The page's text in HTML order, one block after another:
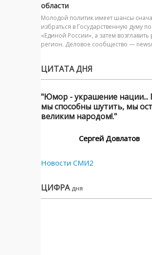
области
Молодой политик имеет шансы
избраться в Государственную думу
«Единой России», а затем
регион. Деловое сообщество —
ЦИТАТА ДНЯ
"Юмор - украшение нации...
мы способны шутить, мы
великим народом!."
Сергей Довлатов
Новости СМИ2
ЦИФРА дня